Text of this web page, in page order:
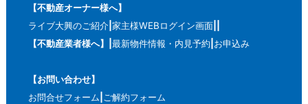
【不動産オーナー様へ】
ライブ大興のご紹介 家主様WEBログイン画面
【不動産業者様へ】
最新物件情報・内見予約 お申込み
【お問い合わせ】
お問合せフォーム ご解約フォーム